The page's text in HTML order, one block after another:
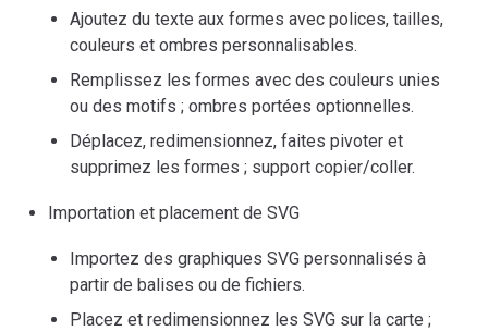
Ajoutez du texte aux formes avec polices, tailles,
couleurs et ombres personnalisables.
Remplissez les formes avec des couleurs unies
ou des motifs ; ombres portées optionnelles.
Déplacez, redimensionnez, faites pivoter et
supprimez les formes ; support copier/coller.
Importation et placement de SVG
Importez des graphiques SVG personnalisés à
partir de balises ou de fichiers.
Placez et redimensionnez les SVG sur la carte ;